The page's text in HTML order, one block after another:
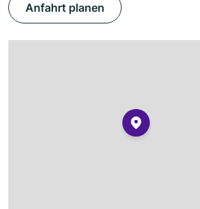
Anfahrt planen